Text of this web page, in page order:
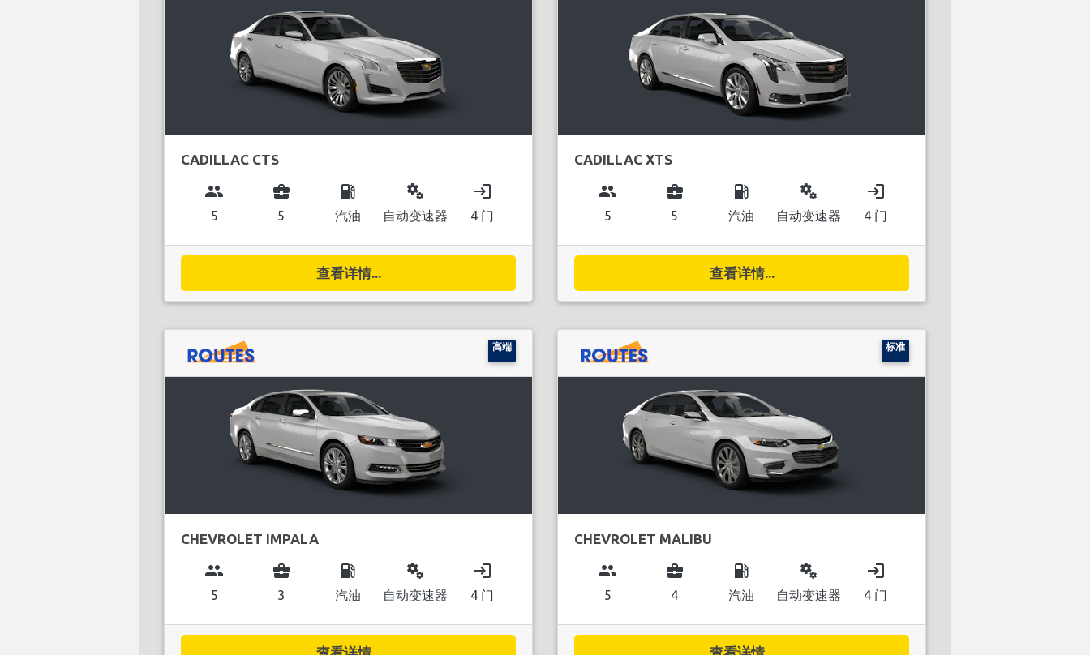
CADILLAC CTS
group
5
business_center
5
local_gas_station
汽油
miscellaneous_services
自动变速器
login
4 门
查看详情...
CADILLAC XTS
group
5
business_center
5
local_gas_station
汽油
miscellaneous_services
自动变速器
login
4 门
查看详情...
高端
CHEVROLET IMPALA
group
5
business_center
3
local_gas_station
汽油
miscellaneous_services
自动变速器
login
4 门
标准
CHEVROLET MALIBU
group
5
business_center
4
local_gas_station
汽油
miscellaneous_services
自动变速器
login
4 门